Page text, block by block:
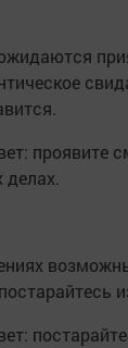
проявите
делах.